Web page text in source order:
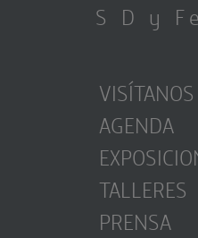
S D y
VISÍTANOS
AGENDA
TALLERES
PRENSA